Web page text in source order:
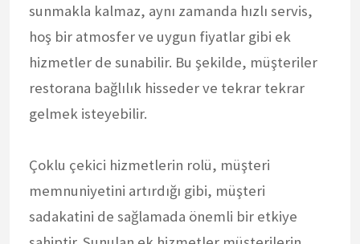
sunmakla kalmaz, aynı zamanda hızlı servis,
hoş bir atmosfer ve uygun fiyatlar gibi ek
hizmetler de sunabilir. Bu şekilde, müşteriler
restorana bağlılık hisseder ve tekrar tekrar
gelmek isteyebilir.
Çoklu çekici hizmetlerin rolü, müşteri
memnuniyetini artırdığı gibi, müşteri
sadakatini de sağlamada önemli bir etkiye